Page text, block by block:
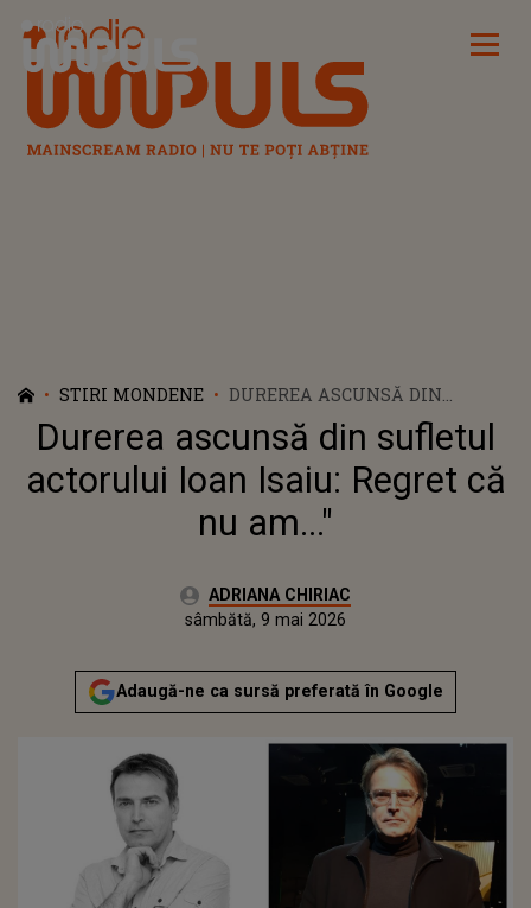
Radio Impuls
STIRI MONDENE
DUREREA ASCUNSĂ DIN
SUFLETUL ACTORULUI IOAN
ISAIU: REGRET CĂ NU AM..."
Durerea ascunsă din sufletul
actorului Ioan Isaiu: Regret că
nu am..."
Autor:ADRIANA CHIRIAC
Actualizat:
sâmbătă, 9 mai 2026
Adaugă-ne ca sursă preferată în Google